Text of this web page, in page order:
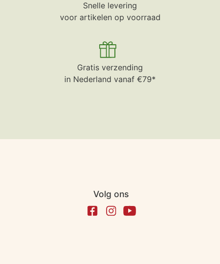
Snelle levering
voor artikelen op voorraad
Gratis verzending
in Nederland vanaf €79*
Volg ons